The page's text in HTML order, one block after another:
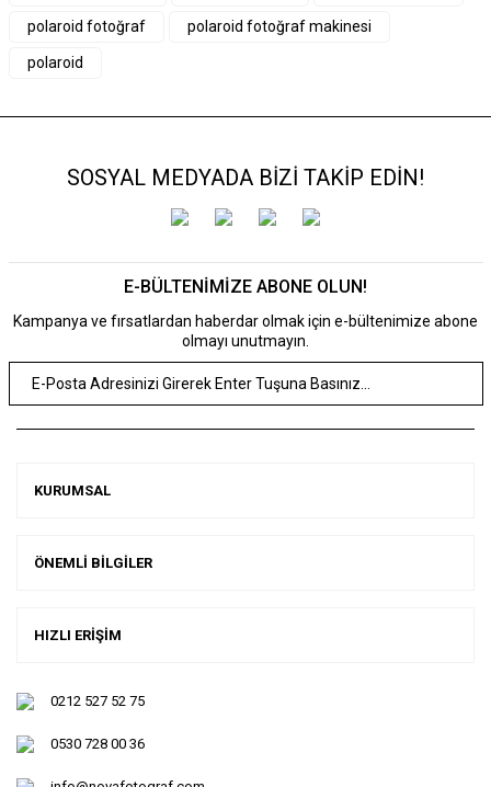
polaroid fotoğraf polaroid fotoğraf makinesi
polaroid
SOSYAL MEDYADA BİZİ TAKİP EDİN!
E-BÜLTENİMİZE ABONE OLUN!
Kampanya ve fırsatlardan haberdar olmak için e-bültenimize abone
olmayı unutmayın.
KURUMSAL
ÖNEMLİ BİLGİLER
HIZLI ERİŞİM
0212 527 52 75
0530 728 00 36